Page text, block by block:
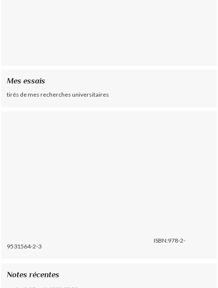
Mes essais
tirés de mes recherches universitaires
ISBN:978-2-
9531564-2-3
Notes récentes